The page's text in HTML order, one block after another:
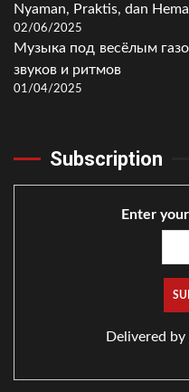
Nyaman, Praktis, dan
02/06/2025
Музыка под весёлым
звуков и ритмов
01/04/2025
Subscription
Enter
Delivered by